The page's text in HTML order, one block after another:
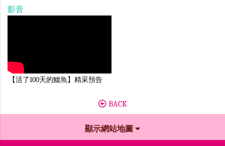
影音
【活了100天的鱷魚】精采預告
BACK
顯示網站地圖